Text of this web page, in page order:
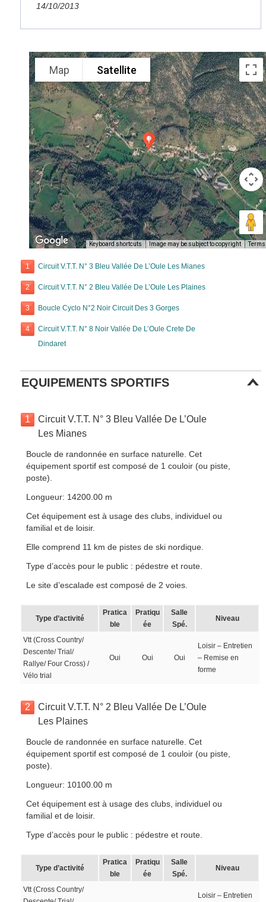
14/10/2013
Map Satellite
Keyboard shortcuts Image may be subject to copyright Terms
1 Circuit V.T.T. N° 3 Bleu Vallée De L’Oule Les Mianes
2 Circuit V.T.T. N° 2 Bleu Vallée De L’Oule Les Plaines
3 Boucle Cyclo N°2 Noir Circuit Des 3 Gorges
4
Circuit V.T.T. N° 8 Noir Vallée De L’Oule Crete De
Dindaret
EQUIPEMENTS SPORTIFS
1
Circuit V.T.T. N° 3 Bleu Vallée De L’Oule
Les Mianes
Boucle de randonnée en surface naturelle. Cet
équipement sportif est composé de 1 couloir (ou piste,
poste).
Longueur: 14200.00 m
Cet équipement est à usage des clubs, individuel ou
familial et de loisir.
Elle comprend 11 km de pistes de ski nordique.
Type d’accès pour le public : pédestre et route.
Le site d’escalade est composé de 2 voies.
Type d’activité
Pratica
ble
Pratiqu
ée
Salle
Spé.
Niveau
Vtt (Cross Country/
Descente/ Trial/
Rallye/ Four Cross) /
Vélo trial
Oui Oui Oui
Loisir – Entretien
– Remise en
forme
2
Circuit V.T.T. N° 2 Bleu Vallée De L’Oule
Les Plaines
Boucle de randonnée en surface naturelle. Cet
équipement sportif est composé de 1 couloir (ou piste,
poste).
Longueur: 10100.00 m
Cet équipement est à usage des clubs, individuel ou
familial et de loisir.
Type d’accès pour le public : pédestre et route.
Type d’activité
Pratica
ble
Pratiqu
ée
Salle
Spé.
Niveau
Vtt (Cross Country/
Loisir – Entretien